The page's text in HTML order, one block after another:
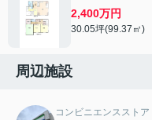
2,400万円
30.05坪(99.37㎡)
周辺施設
コンビニエンスストア